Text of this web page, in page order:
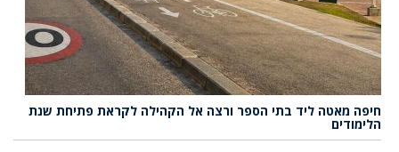
חיפה מאטה ליד בתי הספר ורצה אל הקהילה לקראת פתיחת שנת
הלימודים